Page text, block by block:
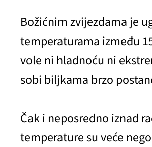
Božićnim zvijezdama je
temperaturama između
vole ni hladnoću ni
sobi biljkama brzo
Čak i neposredno iznad
temperature su veće